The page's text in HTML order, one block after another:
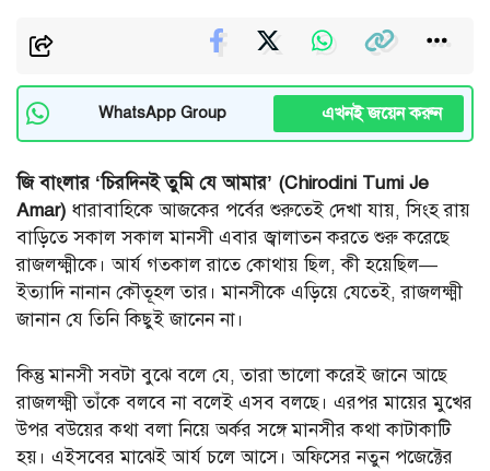
WhatsApp Group এখনই জয়েন করুন
জি বাংলার ‘চিরদিনই তুমি যে আমার’ (Chirodini Tumi Je
Amar) ধারাবাহিকে আজকের পর্বের শুরুতেই দেখা যায়, সিংহ রায়
বাড়িতে সকাল সকাল মানসী এবার জ্বালাতন করতে শুরু করেছে
রাজলক্ষ্মীকে। আর্য গতকাল রাতে কোথায় ছিল, কী হয়েছিল—
ইত্যাদি নানান কৌতূহল তার। মানসীকে এড়িয়ে যেতেই, রাজলক্ষ্মী
জানান যে তিনি কিছুই জানেন না।
কিন্তু মানসী সবটা বুঝে বলে যে, তারা ভালো করেই জানে আছে
রাজলক্ষ্মী তাঁকে বলবে না বলেই এসব বলছে। এরপর মায়ের মুখের
উপর বউয়ের কথা বলা নিয়ে অর্কর সঙ্গে মানসীর কথা কাটাকাটি
হয়। এইসবের মাঝেই আর্য চলে আসে। অফিসের নতুন পজেক্টের